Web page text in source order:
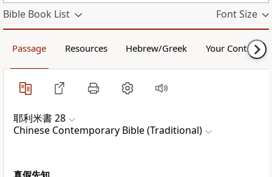
Bible Book List Font Size
Passage Resources Hebrew/Greek Your Content
耶利米書 28
Chinese Contemporary Bible (Traditional)